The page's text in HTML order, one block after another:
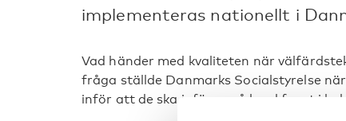
implementeras nationellt i
Vad händer med kvaliteten när
fråga ställde Danmarks Socialstyrelse
inför att de ska införas på bred front i